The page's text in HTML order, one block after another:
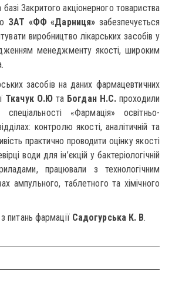
Закритого акціонерного товариства
ЗАТ «ФФ «Дарниця» забезпечується
виробництво лікарських засобів у
менеджменту якості, широким
засобів на даних фармацевтичних
Ткачук О.Ю та Богдан Н.С. проходили
«Фармація» освітньо-
контролю якості, аналітичній та
практично проводити оцінку якості
води для ін’єкцій у бактеріологічній
працювали з технологічним
ампульного, таблетного та хімічного
питань фармації Садогурська К. В.